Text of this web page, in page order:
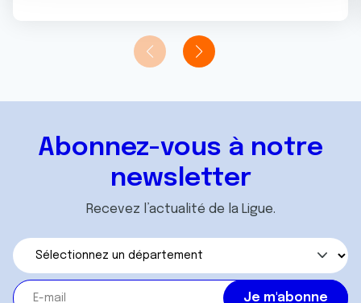
avec d'autres informations que vous leur avez fournies
ou qu'ils ont collectées lors de votre utilisation de leurs
Abonnez-vous à notre
newsletter
Recevez l’actualité de la Ligue.